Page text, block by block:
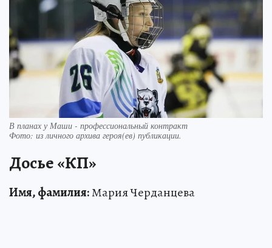
В планах у Маши - профессиональный контракт
Фото: из личного архива героя(ев) публикации.
Досье «КП»
Имя, фамилия:Мария Черданцева